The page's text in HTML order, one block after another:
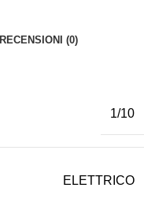
RECENSIONI (0)
1/10
ELETTRICO